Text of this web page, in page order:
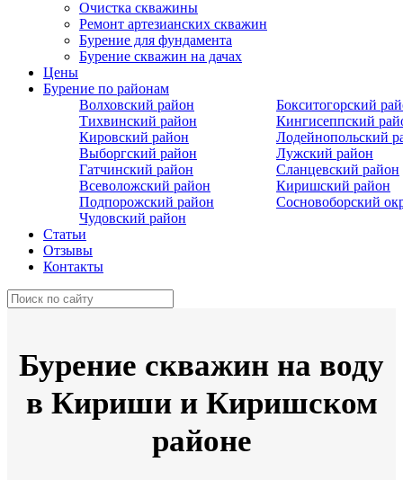
Очистка скважины
Ремонт артезианских скважин
Бурение для фундамента
Бурение скважин на дачах
Цены
Бурение по районам
Волховский район
Бокситогорский
Тихвинский район
Кингисеппский
Кировский район
Лодейнопольский
Выборгский район
Лужский район
Гатчинский район
Сланцевский район
Всеволожский район
Киришский район
Подпорожский район
Сосновоборский
Чудовский район
Статьи
Отзывы
Контакты
Бурение скважин на воду
в Кириши и Киришском
районе